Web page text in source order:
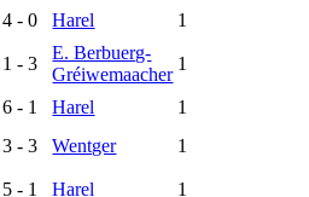
4 - 0 Harel 1
1 - 3
E. Berbuerg-
Gréiwemaacher
1
6 - 1 Harel
1
3 - 3 Wentger 1
5 - 1 Harel 1